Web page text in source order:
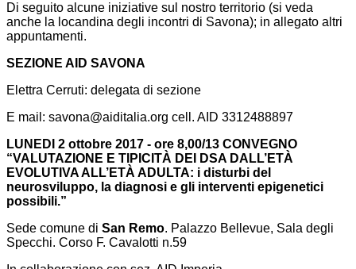
Di seguito alcune iniziative sul nostro territorio (si veda
anche la locandina degli incontri di Savona); in allegato altri
appuntamenti.
SEZIONE AID SAVONA
Elettra Cerruti: delegata di sezione
E mail: savona@aiditalia.org cell. AID 3312488897
LUNEDI 2 ottobre 2017 - ore 8,00/13 CONVEGNO
“VALUTAZIONE E TIPICITÀ DEI DSA DALL’ETÀ
EVOLUTIVA ALL’ETÀ ADULTA: i disturbi del
neurosviluppo, la diagnosi e gli interventi epigenetici
possibili.”
Sede comune di San Remo. Palazzo Bellevue, Sala degli
Specchi. Corso F. Cavalotti n.59